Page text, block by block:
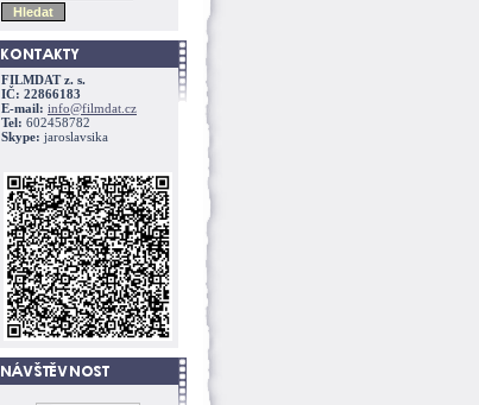
FILMDAT z. s.
IČ: 22866183
E-mail: info@filmdat.cz
Tel: 602458782
Skype: jaroslavsika